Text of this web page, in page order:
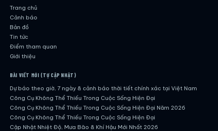
Trang chủ
Cảnh báo
Bản đồ
Tin tức
Điểm tham quan
Giới thiệu
BÀI VIẾT MỚI (TỰ CẬP NHẬT)
Dự báo theo giờ, 7 ngày & cảnh báo thời tiết chính xác tại Việt Nam
Công Cụ Không Thể Thiếu Trong Cuộc Sống Hiện Đại
Công Cụ Không Thể Thiếu Trong Cuộc Sống Hiện Đại Năm 2026
Công Cụ Không Thể Thiếu Trong Cuộc Sống Hiện Đại
Cập Nhật Nhiệt Độ, Mưa Bão & Khí Hậu Mới Nhất 2026